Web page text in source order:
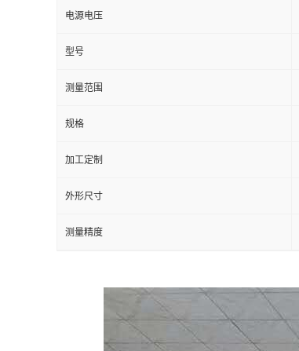
电源电压
型号
测量范围
规格
加工定制
外形尺寸
测量精度